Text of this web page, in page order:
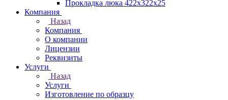
Прокладка люка 422x322x25
Компания
Назад
Компания
О компании
Лицензии
Реквизиты
Услуги
Назад
Услуги
Изготовление по образцу